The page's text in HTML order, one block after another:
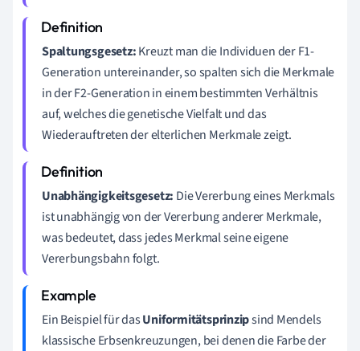
Spaltungsgesetz:Kreuzt man die Individuen der F1-
Generation untereinander, so spalten sich die Merkmale
in der F2-Generation in einem bestimmten Verhältnis
auf, welches die genetische Vielfalt und das
Wiederauftreten der elterlichen Merkmale zeigt.
Unabhängigkeitsgesetz: Die Vererbung eines Merkmals
ist unabhängig von der Vererbung anderer Merkmale,
was bedeutet, dass jedes Merkmal seine eigene
Vererbungsbahn folgt.
Ein Beispiel für dasUniformitätsprinzipsind Mendels
klassische Erbsenkreuzungen, bei denen die Farbe der